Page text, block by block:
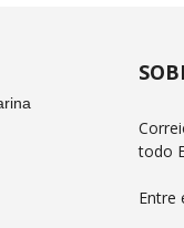
todo
Entre